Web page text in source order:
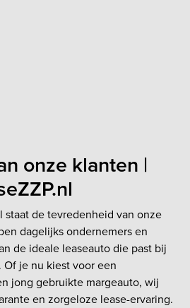
onze klanten |
staat de tevredenheid van onze
dagelijks ondernemers en
de ideale leaseauto die past bij
je nu kiest voor een
jong gebruikte margeauto, wij
en zorgeloze lease-ervaring.